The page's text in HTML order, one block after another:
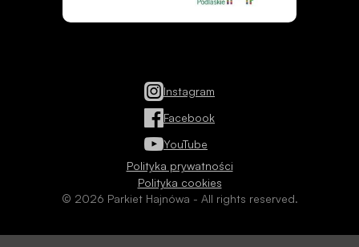
© 2026 Parkiet Hajnówa - All rights reserved.
Instagram
Facebook
YouTube
Polityka prywatności
Polityka cookies